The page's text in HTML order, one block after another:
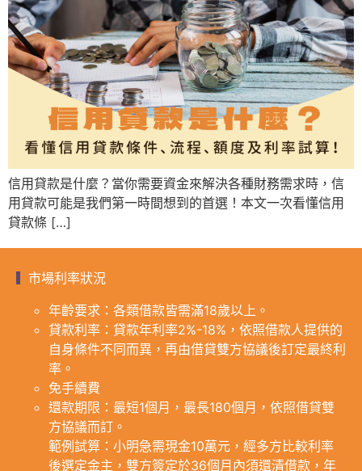
信用貸款是什麼？當你需要資金來解決各種財務需求時，信
用貸款可能是我們第一時間想到的首選！本文一次看懂信用
貸款條 […]
市場利率狀況
年齡要求：各類借款皆需滿18歲以上。
貸款利率：貸款年利率2%-18%，依照借款人提供的
自身條件不同而異，再由借貸雙方協議後訂定最終利
率。
免手續費
還款期限：最短1個月，最長180個月，依照借貸雙
方協議而訂。
範例試算：小明急需現金10萬元，經多方比較利率
後選定金主，雙方簽定於36個月內須還清借款，年